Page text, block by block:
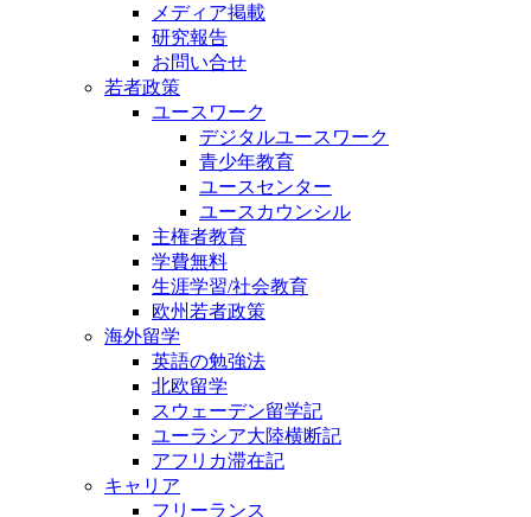
メディア掲載
研究報告
お問い合せ
若者政策
ユースワーク
デジタルユースワーク
青少年教育
ユースセンター
ユースカウンシル
主権者教育
学費無料
生涯学習/社会教育
欧州若者政策
海外留学
英語の勉強法
北欧留学
スウェーデン留学記
ユーラシア大陸横断記
アフリカ滞在記
キャリア
フリーランス